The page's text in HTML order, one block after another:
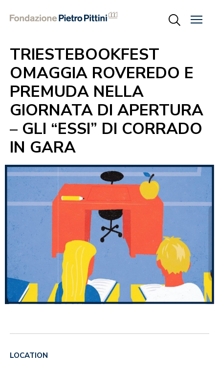
TRIESTEBOOKFEST
OMAGGIA ROVEREDO E
PREMUDA NELLA
GIORNATA DI APERTURA
– GLI “ESSI” DI CORRADO
IN GARA
LOCATION